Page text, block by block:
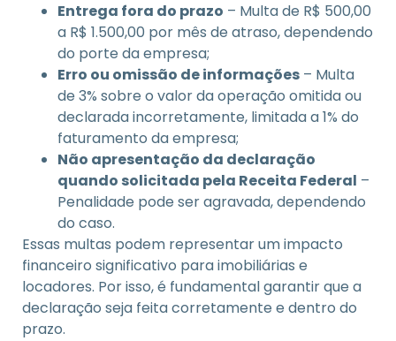
Entrega fora do prazo – Multa de R$ 500,00
a R$ 1.500,00 por mês de atraso, dependendo
do porte da empresa;
Erro ou omissão de informações – Multa
de 3% sobre o valor da operação omitida ou
declarada incorretamente, limitada a 1% do
faturamento da empresa;
Não apresentação da declaração
quando solicitada pela Receita Federal –
Penalidade pode ser agravada, dependendo
do caso.
Essas multas podem representar um impacto
financeiro significativo para imobiliárias e
locadores. Por isso, é fundamental garantir que a
declaração seja feita corretamente e dentro do
prazo.